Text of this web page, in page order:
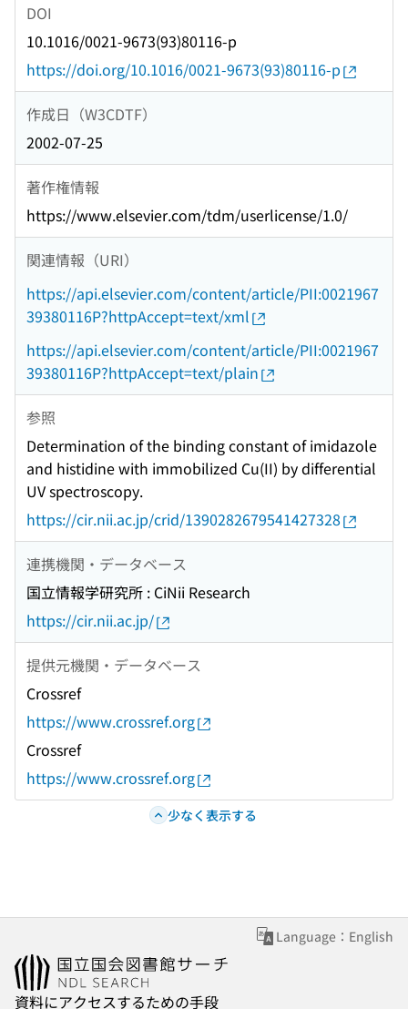
DOI
10.1016/0021-9673(93)80116-p
https://doi.org/10.1016/0021-9673(93)80116-p
作成日（W3CDTF）
2002-07-25
著作権情報
https://www.elsevier.com/tdm/userlicense/1.0/
関連情報（URI）
https://api.elsevier.com/content/article/PII:0021967
39380116P?httpAccept=text/xml
https://api.elsevier.com/content/article/PII:0021967
39380116P?httpAccept=text/plain
参照
Determination of the binding constant of imidazole
and histidine with immobilized Cu(II) by differential
UV spectroscopy.
https://cir.nii.ac.jp/crid/1390282679541427328
連携機関・データベース
国立情報学研究所 : CiNii Research
https://cir.nii.ac.jp/
提供元機関・データベース
Crossref
https://www.crossref.org
Crossref
https://www.crossref.org
少なく表示する
Language：English
資料にアクセスするための手段